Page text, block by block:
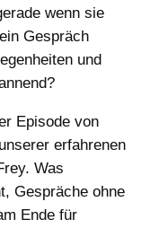
wenn sie
Gespräch
und
Episode von
erfahrenen
Was
Gespräche ohne
Ende für